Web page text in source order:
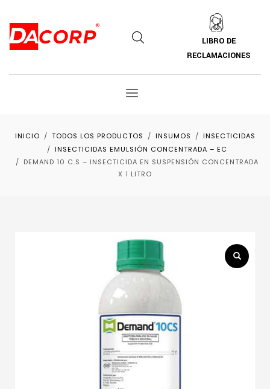
LIBRO DE
RECLAMACIONES
INICIO TODOS LOS PRODUCTOS INSUMOS
INSECTICIDAS
INSECTICIDAS EMULSIÓN CONCENTRADA – EC
DEMAND 10 C.S – INSECTICIDA EN SUSPENSIÓN CONCENTRADA
X 1 LITRO